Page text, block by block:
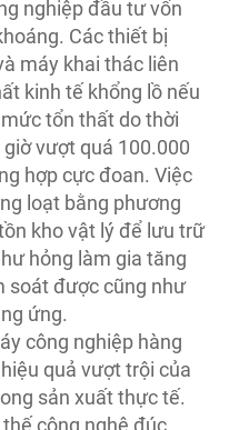
nghiệp đầu tư vốn
Các thiết bị
máy khai thác liên
kinh tế khổng lồ nếu
tổn thất do thời
vượt quá 100.000
hợp cực đoan. Việc
loạt bằng phương
kho vật lý để lưu trữ
hỏng làm gia tăng
soát được cũng như
ứng.
công nghiệp hàng
quả vượt trội của
sản xuất thực tế.
công nghệ đúc